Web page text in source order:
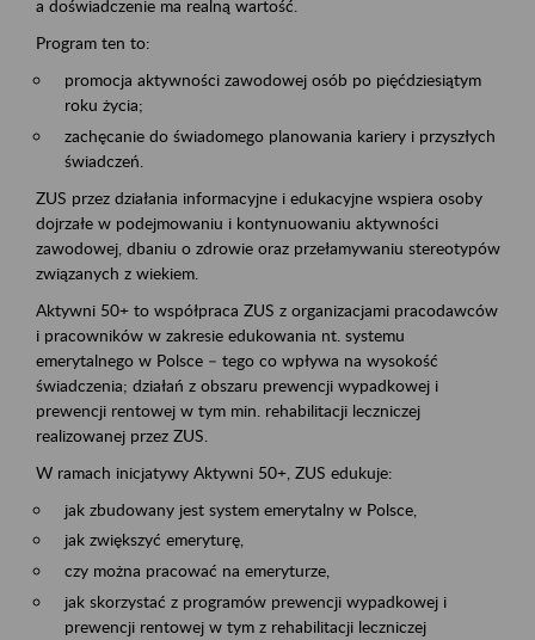
a doświadczenie ma realną wartość.
Program ten to:
promocja aktywności zawodowej osób po pięćdziesiątym
roku życia;
zachęcanie do świadomego planowania kariery i przyszłych
świadczeń.
ZUS przez działania informacyjne i edukacyjne wspiera osoby
dojrzałe w podejmowaniu i kontynuowaniu aktywności
zawodowej, dbaniu o zdrowie oraz przełamywaniu stereotypów
związanych z wiekiem.
Aktywni 50+ to współpraca ZUS z organizacjami pracodawców
i pracowników w zakresie edukowania nt. systemu
emerytalnego w Polsce – tego co wpływa na wysokość
świadczenia; działań z obszaru prewencji wypadkowej i
prewencji rentowej w tym min. rehabilitacji leczniczej
realizowanej przez ZUS.
W ramach inicjatywy Aktywni 50+, ZUS edukuje:
jak zbudowany jest system emerytalny w Polsce,
jak zwiększyć emeryturę,
czy można pracować na emeryturze,
jak skorzystać z programów prewencji wypadkowej i
prewencji rentowej w tym z rehabilitacji leczniczej